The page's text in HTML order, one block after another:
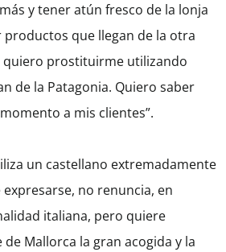
y tener atún fresco de la lonja
productos que llegan de la otra
quiero prostituirme utilizando
de la Patagonia. Quiero saber
a mis clientes”.
un castellano extremadamente
no renuncia, en
italiana, pero quiere
de Mallorca la gran acogida y la